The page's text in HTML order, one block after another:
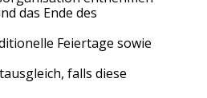
das Ende des
Feiertage sowie
falls diese